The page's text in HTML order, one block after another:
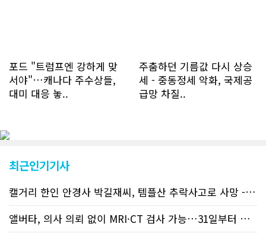
포드 "트럼프엔 강하게 맞
서야"…캐나다 주수상들,
대미 대응 놓..
주춤하던 기름값 다시 상승
세 - 중동정세 악화, 국제공
급망 차질..
최근인기기사
캘거리 한인 안경사 박길재씨, 템플산 추락사고로 사망 - 헬기 구조..
앨버타, 의사 의뢰 없이 MRI·CT 검사 가능…31일부터 자비 부..